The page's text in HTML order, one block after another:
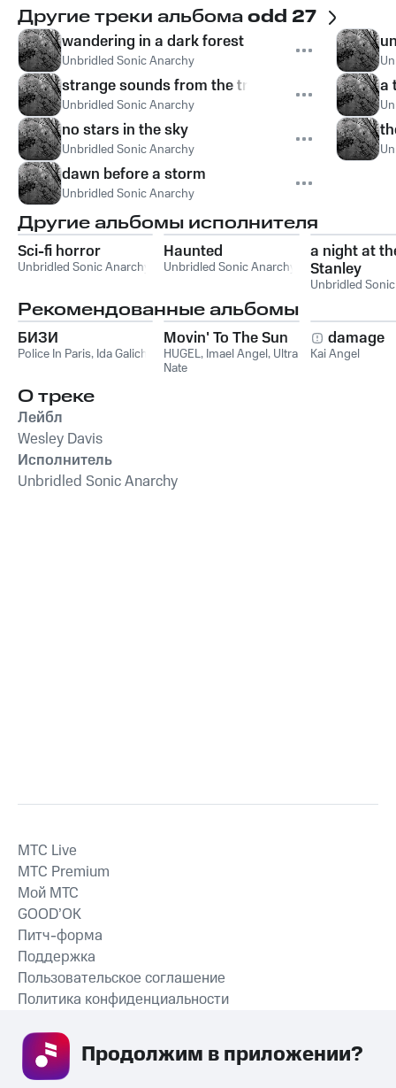
Другие треки альбомаodd 27
wandering in a dark forest
Unbridled Sonic Anarchy
strange sounds from the trees
Unbridled Sonic Anarchy
no stars in the sky
Unbridled Sonic Anarchy
dawn before a storm
Unbridled Sonic Anarchy
a
Другие альбомы исполнителя
Sci-fi horror
Unbridled Sonic Anarchy
Haunted
Unbridled Sonic Anarchy
a night at
Stanley
Unbridled
Рекомендованные альбомы
БИЗИ
Police In Paris, Ida Galich
Movin' To The Sun
HUGEL, Imael Angel, Ultra
Nate
damage
Kai Angel
О треке
Лейбл
Wesley Davis
Исполнитель
Unbridled Sonic Anarchy
СКАЧАТЬ ПРИЛОЖЕНИЕ
MTС Live
MTС Premium
Мой МТС
GOOD’OK
Питч-форма
Поддержка
Пользовательское соглашение
Политика конфиденциальности